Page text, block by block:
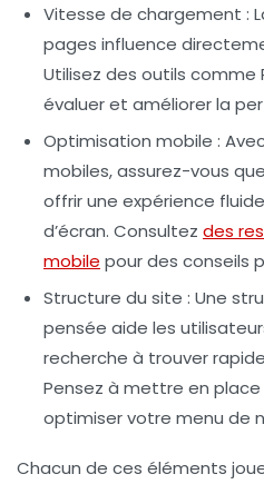
Vitesse de chargement :
pages influence
Utilisez des outils comme
évaluer et améliorer la
Optimisation mobile :
mobiles, assurez-vous
offrir une expérience
d’écran. Consultez des
mobile pour des conseils
Structure du site : Une
pensée aide les
recherche à trouver
Pensez à mettre en place
optimiser votre menu de
Chacun de ces éléments